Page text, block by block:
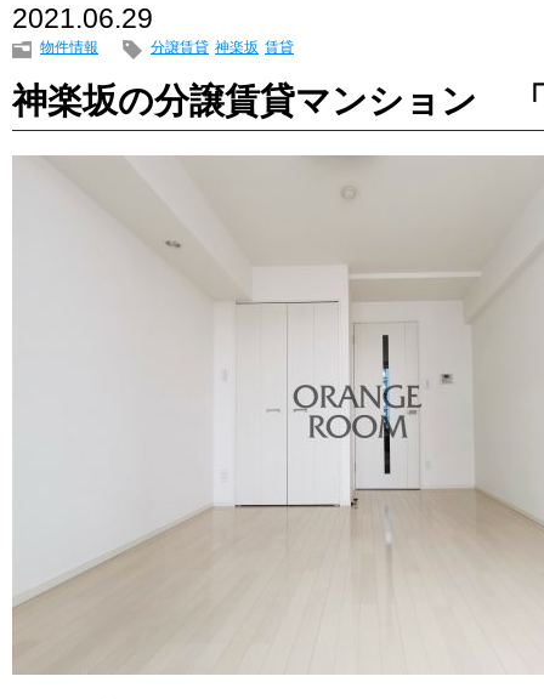
2021.06.29
物件情報 分譲賃貸 神楽坂 賃貸
神楽坂の分譲賃貸マンション